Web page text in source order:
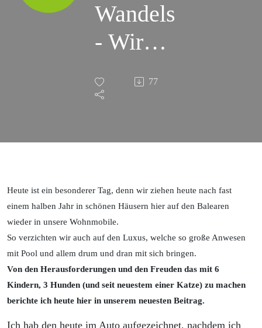
Wandels
- Wir
gehen
heute
Reisen!
77
Heute ist ein besonderer Tag, denn wir ziehen heute nach fast
einem halben Jahr in schönen Häusern hier auf den Balearen
wieder in unsere Wohnmobile.
So verzichten wir auch auf den Luxus, welche so große Anwesen
mit Pool und allem drum und dran mit sich bringen.
Von den Herausforderungen und den Freuden das mit 6
Kindern, 3 Hunden (und seit neuestem einer Katze) zu machen
berichte ich heute hier in unserem neuesten Beitrag.
Ich hab den heute im Auto aufgezeichnet, nachdem ich